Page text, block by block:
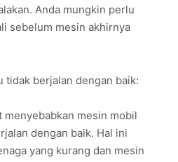
Anda mungkin perlu
sebelum mesin akhirnya
tidak berjalan dengan baik:
menyebabkan mesin mobil
dengan baik. Hal ini
yang kurang dan mesin